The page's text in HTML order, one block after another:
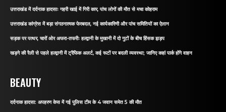
उत्तराखंड में दर्दनाक हादसाः गहरी खाई में गिरी कार, पांच लोगों की मौत से मचा कोहराम
उत्तराखंड कांग्रेस में बड़ा संगठनात्मक फेरबदल, नई कार्यकारिणी और पांच समितियों का ऐलान
सड़क पर पत्थर, चारों ओर अफरा-तफरीः हल्द्वानी के मुखानी में दो गुटों के बीच हिंसक झड़प
खड़गे की रैली से पहले हल्द्वानी में ट्रैफिक अलर्ट, कई रूटों पर बदली व्यवस्था; जानिए कहां पार्क होंगे वाहन
BEAUTY
दर्दनाक हादसा: अपहरण केस में गई पुलिस टीम के 4 जवान समेत 5 की मौत